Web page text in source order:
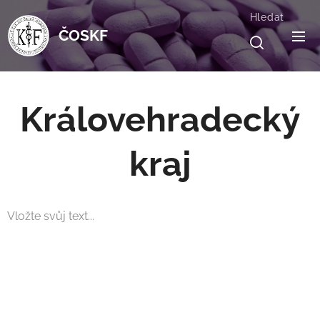
ČOSKF
Hledat
Královehradecký
kraj
Vložte svůj text...